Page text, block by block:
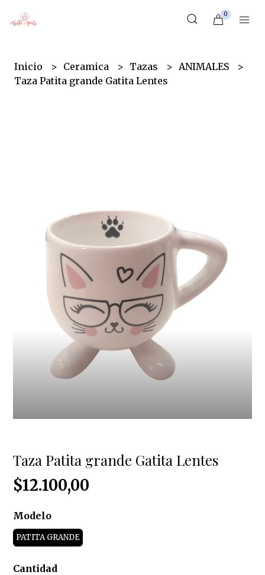
0
Inicio Ceramica Tazas
ANIMALES
Taza Patita grande Gatita Lentes
Taza Patita grande Gatita Lentes
$12.100,00
Modelo
PATITA GRANDE
Cantidad